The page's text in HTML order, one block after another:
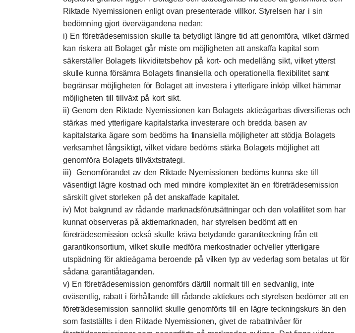
Riktade Nyemissionen enligt ovan presenterade villkor. Styrelsen har i sin
bedömning gjort övervägandena nedan:
i) En företrädesemission skulle ta betydligt längre tid att genomföra, vilket därmed
kan riskera att Bolaget går miste om möjligheten att anskaffa kapital som
säkerställer Bolagets likviditetsbehov på kort- och medellång sikt, vilket ytterst
skulle kunna försämra Bolagets finansiella och operationella flexibilitet samt
begränsar möjligheten för Bolaget att investera i ytterligare inköp vilket hämmar
möjligheten till tillväxt på kort sikt.
ii) Genom den Riktade Nyemissionen kan Bolagets aktieägarbas diversifieras och
stärkas med ytterligare kapitalstarka investerare och bredda basen av
kapitalstarka ägare som bedöms ha finansiella möjligheter att stödja Bolagets
verksamhet långsiktigt, vilket vidare bedöms stärka Bolagets möjlighet att
genomföra Bolagets tillväxtstrategi.
iii) Genomförandet av den Riktade Nyemissionen bedöms kunna ske till
väsentligt lägre kostnad och med mindre komplexitet än en företrädesemission
särskilt givet storleken på det anskaffade kapitalet.
iv) Mot bakgrund av rådande marknadsförutsättningar och den volatilitet som har
kunnat observeras på aktiemarknaden, har styrelsen bedömt att en
företrädesemission också skulle kräva betydande garantiteckning från ett
garantikonsortium, vilket skulle medföra merkostnader och/eller ytterligare
utspädning för aktieägarna beroende på vilken typ av vederlag som betalas ut för
sådana garantiåtaganden.
v) En företrädesemission genomförs därtill normalt till en sedvanlig, inte
oväsentlig, rabatt i förhållande till rådande aktiekurs och styrelsen bedömer att en
företrädesemission sannolikt skulle genomförts till en lägre teckningskurs än den
som fastställts i den Riktade Nyemissionen, givet de rabattnivåer för